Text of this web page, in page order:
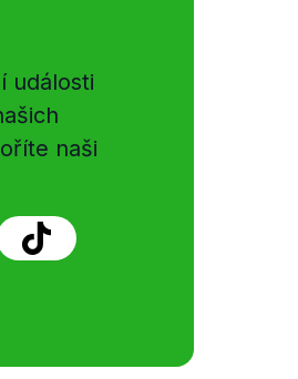
události
naši